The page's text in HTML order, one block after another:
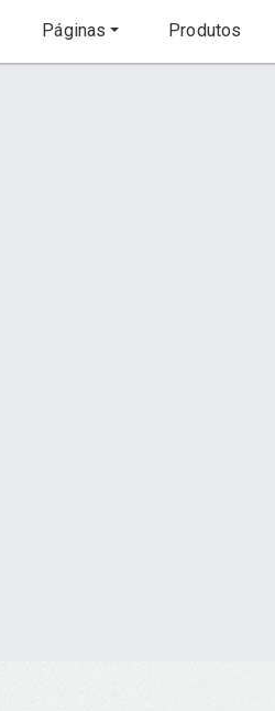
Páginas Produtos